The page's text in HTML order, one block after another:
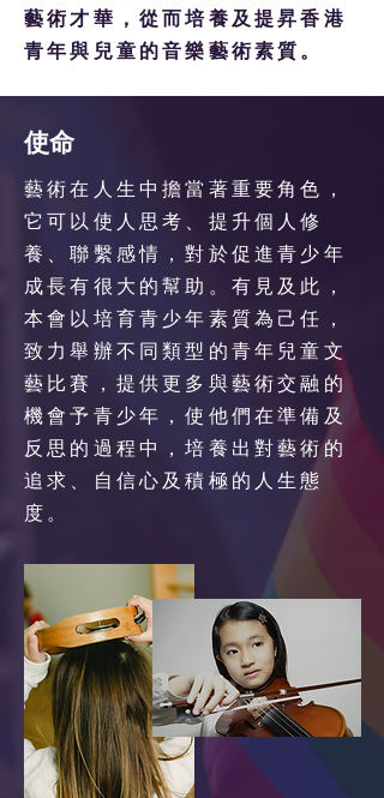
藝術才華，從而培養及提昇香港
青年與兒童的音樂藝術素質。
使命
藝術在人生中擔當著重要角色，
它可以使人思考、提升個人修
養、聯繫感情，對於促進青少年
成長有很大的幫助。有見及此，
本會以培育青少年素質為己任，
致力舉辦不同類型的青年兒童文
藝比賽，提供更多與藝術交融的
機會予青少年，使他們在準備及
反思的過程中，培養出對藝術的
追求、自信心及積極的人生態
度。